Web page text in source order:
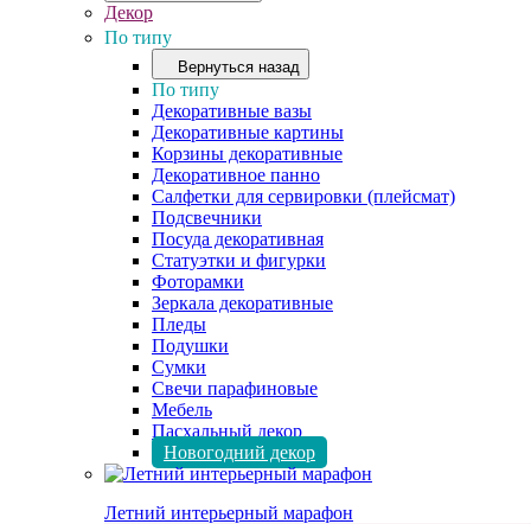
Декор
По типу
Вернуться назад
По типу
Декоративные вазы
Декоративные картины
Корзины декоративные
Декоративное панно
Салфетки для сервировки (плейсмат)
Подсвечники
Посуда декоративная
Статуэтки и фигурки
Фоторамки
Зеркала декоративные
Пледы
Подушки
Сумки
Свечи парафиновые
Мебель
Пасхальный декор
Новогодний декор
Летний интерьерный марафон